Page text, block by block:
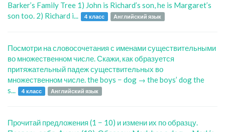
Barker’s Family Tree 1) John is Richard’s son, he is Margaret’s
son too. 2) Richard i...
4 класс Английский язык
Посмотри на словосочетания с именами существительными
во множественном числе. Скажи, как образуется
притяжательный падеж существительных во
множественном числе. the boys − dog → the boys’ dog the
s...
4 класс Английский язык
Прочитай предложения (1 − 10) и измени их по образцу.